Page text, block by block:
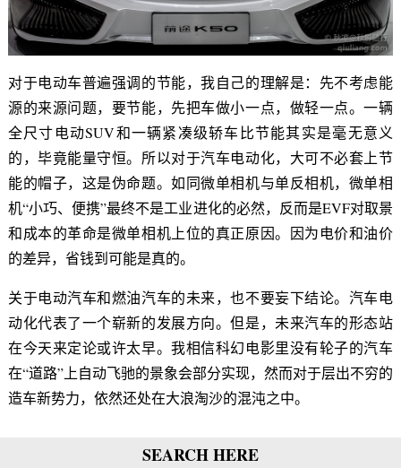
对于电动车普遍强调的节能，我自己的理解是：先不考虑能
源的来源问题，要节能，先把车做小一点，做轻一点。一辆
全尺寸电动SUV和一辆紧凑级轿车比节能其实是毫无意义
的，毕竟能量守恒。所以对于汽车电动化，大可不必套上节
能的帽子，这是伪命题。如同微单相机与单反相机，微单相
机“小巧、便携”最终不是工业进化的必然，反而是EVF对取景
和成本的革命是微单相机上位的真正原因。因为电价和油价
的差异，省钱到可能是真的。
关于电动汽车和燃油汽车的未来，也不要妄下结论。汽车电
动化代表了一个崭新的发展方向。但是，未来汽车的形态站
在今天来定论或许太早。我相信科幻电影里没有轮子的汽车
在“道路”上自动飞驰的景象会部分实现，然而对于层出不穷的
造车新势力，依然还处在大浪淘沙的混沌之中。
SEARCH HERE